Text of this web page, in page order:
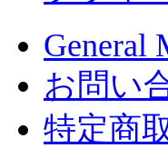
General
お問い
特定商